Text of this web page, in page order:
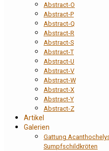
Abstract-O
Abstract-P
Abstract-Q
Abstract-R
Abstract-S
Abstract-T
Abstract-U
Abstract-V
Abstract-W
Abstract-X
Abstract-Y
Abstract-Z
Artikel
Galerien
Gattung
Sumpfschildkröten